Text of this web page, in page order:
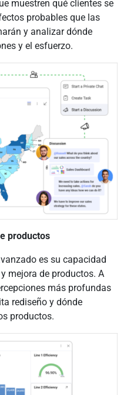
muestren qué clientes se
probables que las
y analizar dónde
y el esfuerzo.
productos
es su capacidad
mejora de productos. A
más profundas
rediseño y dónde
productos.